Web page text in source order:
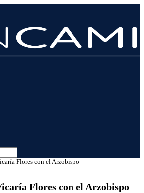
Flores con el Arzobispo
Flores con el Arzobispo